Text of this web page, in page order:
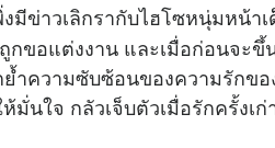
มีข่าวเลิกรากับไฮโซหนุ่มหน้าเ
กขอแต่งงาน และเมื่อก่อนจะขึ้
ำความซับซ้อนของความรักข
มั่นใจ กลัวเจ็บตัวเมื่อรักครั้งเก่